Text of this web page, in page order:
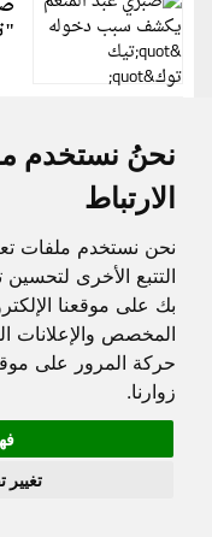
نحنُ نستخدم
الارتباط
نحن نستخدم ملفات
التتبع الأخرى
بك على موقعنا
المخصص والإعلانات
حركة المرور على
زوارنا.
تغيير